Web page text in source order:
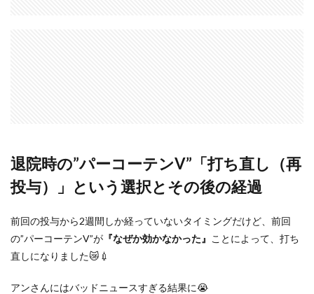
退院時の”パーコーテンV”「打ち直し（再
投与）」という選択とその後の経過
前回の投与から2週間しか経っていないタイミングだけど、前回
の”パーコーテンV”が 『なぜか効かなかった』 ことによって、打ち
直しになりました😿💉
アンさんにはバッドニュースすぎる結果に😭